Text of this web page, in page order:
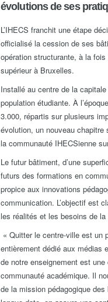
évolutions de ses
L’IHECS franchit une étape
officialisé la cession de ses
opération structurante, à la fois
supérieur à Bruxelles.
Installé au centre de la
population étudiante. À
3.000, répartis sur plusieurs
évolution, un nouveau chapitre
la communauté IHECSienne
Le futur bâtiment, d’une
futurs des formations en
propice aux innovations
communication. L’objectif est
les réalités et les besoins de la
« Quitter le centre-ville est un
entièrement dédié aux médias
de notre enseignement est
communauté académique. Il
de la mission pédagogique